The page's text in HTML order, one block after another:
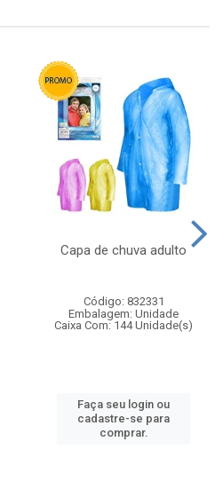
Capa de chuva adulto
Código: 832331
Embalagem: Unidade
Caixa Com: 144 Unidade(s)
Faça seu login ou
cadastre-se para
comprar.